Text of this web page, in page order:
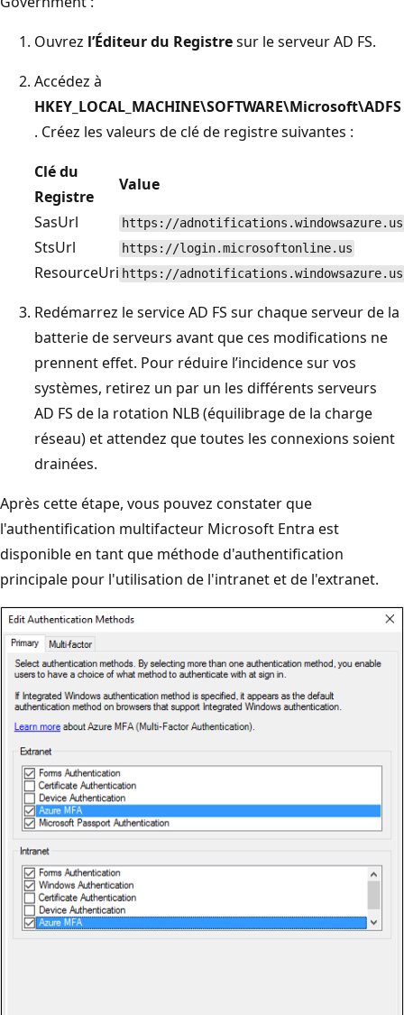
Ouvrez l’Éditeur du Registresur le serveur AD FS.
Accédez à
HKEY_LOCAL_MACHINE\SOFTWARE\Microsoft\ADFS
. Créez les valeurs de clé de registre suivantes :
Clé du
Registre
Value
SasUrl
https://
StsUrl https://login.microsoftonline.us
ResourceUri https://
Redémarrez le service AD FS sur chaque serveur de la
batterie de serveurs avant que ces modifications ne
prennent effet. Pour réduire l’incidence sur vos
systèmes, retirez un par un les différents serveurs
AD FS de la rotation NLB (équilibrage de la charge
réseau) et attendez que toutes les connexions soient
drainées.
Après cette étape, vous pouvez constater que
l'authentification multifacteur Microsoft Entra est
disponible en tant que méthode d'authentification
principale pour l'utilisation de l'intranet et de l'extranet.